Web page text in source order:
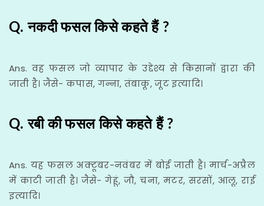
Q. नकदी फसल किसे कहते हैं ?
Ans. वह फसल जो व्यापार के उद्देश्य से किसानों द्वारा की
जाती है। जैसे- कपास, गन्ना, तंबाकू, जूट इत्यादि।
Q. रबी की फसल किसे कहते हैं ?
Ans. यह फसल अक्टूबर-नवंबर में बोई जाती है। मार्च-अप्रैल
में काटी जाती है। जैसे- गेहूं, जौ, चना, मटर, सरसों, आलू, राई
इत्यादि।